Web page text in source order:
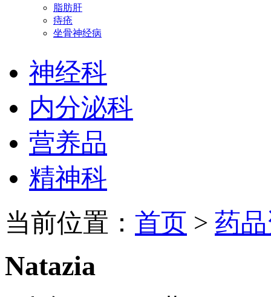
脂肪肝
痔疮
坐骨神经病
神经科
内分泌科
营养品
精神科
当前位置： 首页 > 药
Natazia